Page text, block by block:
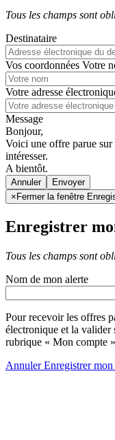
Tous les champs sont
Destinataire
Vos coordonnées Votre
Votre adresse
Message
Bonjour,
Voici une offre parue
intéresser.
A bientôt.
Annuler
× Fermer la fenêtre
Enregistrer
Tous les champs sont
Nom de mon alerte
Pour recevoir les offres
électronique et la valider
rubrique « Mon compte »
AnnulerEnregistrer mon